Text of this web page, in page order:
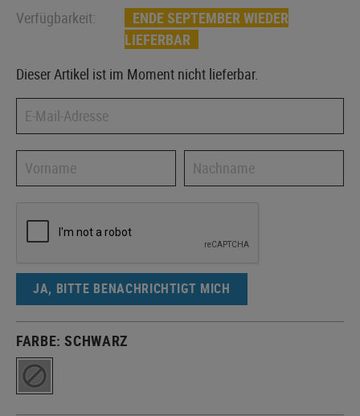
Verfügbarkeit:
ENDE SEPTEMBER WIEDER
LIEFERBAR
Dieser Artikel ist im Moment nicht lieferbar.
JA, BITTE BENACHRICHTIGT MICH
FARBE:SCHWARZ